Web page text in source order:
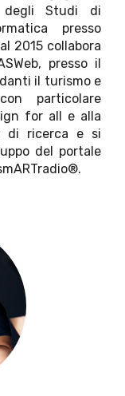
degli Studi di
presso
2015 collabora
presso il
il turismo e
particolare
for all e alla
di ricerca e si
del portale